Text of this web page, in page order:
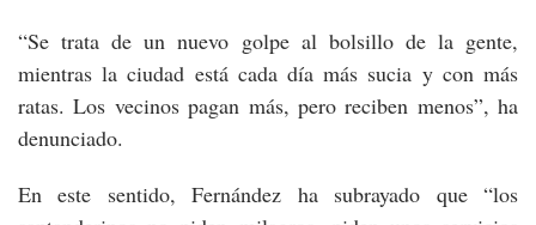
“Se trata de un nuevo golpe al bolsillo de la gente,
mientras la ciudad está cada día más sucia y con más
ratas. Los vecinos pagan más, pero reciben menos”, ha
denunciado.
En este sentido, Fernández ha subrayado que “los